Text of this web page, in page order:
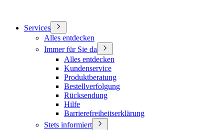
Services
Alles entdecken
Immer für Sie da
Alles entdecken
Kundenservice
Produktberatung
Bestellverfolgung
Rücksendung
Hilfe
Barrierefreiheitserklärung
Stets informiert